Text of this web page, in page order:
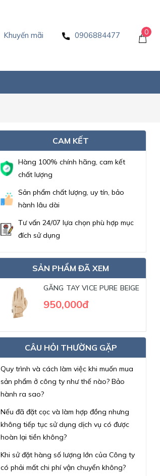
Khuyến mãi 0906884477 0
CAM KẾT
Hàng 100% chính hãng, cam kết
chất lượng
Sản phẩm chất lượng, uy tín, bảo
hành lâu dài
Tư vấn 24/07 lựa chọn phù hợp mục
đích sử dụng
SẢN PHẨM ĐÃ XEM
GĂNG TAY VICE PURE BEIGE
950,000đ
CÂU HỎI THƯỜNG GẶP
Quy trình và cách làm việc khi muốn mua
sản phẩm ở công ty như thế nào? Bảo
hành ra sao?
Nếu đã đặt cọc và làm hợp đồng nhưng
không tiếp tục sử dụng dịch vụ có được
hoàn lại tiền không?
Khi sử đặt hàng số lượng lớn của Công ty
có phải mất chi phí vận chuyển không?